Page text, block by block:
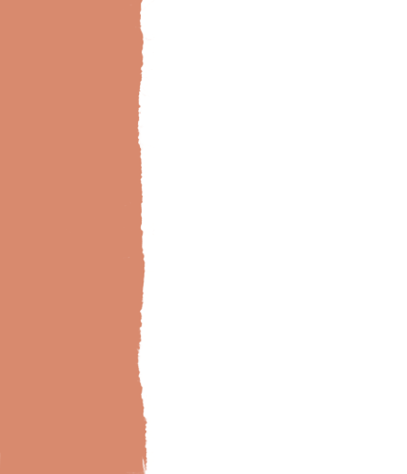
Bild-Brillux_0031_BX_Designb-Holz-201-3